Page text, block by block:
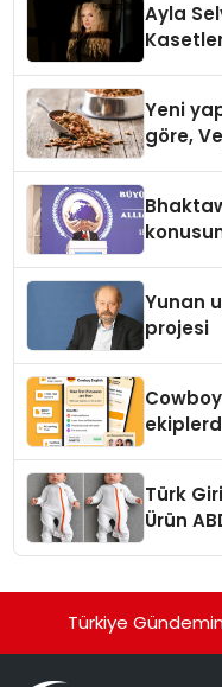
Ayla
Yeni
göre,
Yunan
projesi
Türk
Ürün
Türkiye